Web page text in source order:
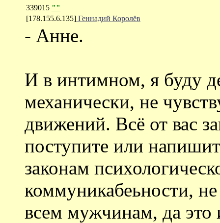
339015 ""
[178.155.6.135] Геннадий Королёв
- Анне.
И в интимном, я буду
механически, не
движений. Всё от вас
поступите или
законам
коммуникабеьности,
всем мужчинам, да это